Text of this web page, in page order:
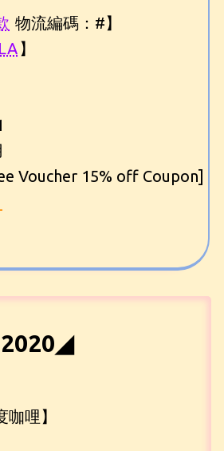
物流編碼：#】
】
Voucher 15% off Coupon]
咖哩】